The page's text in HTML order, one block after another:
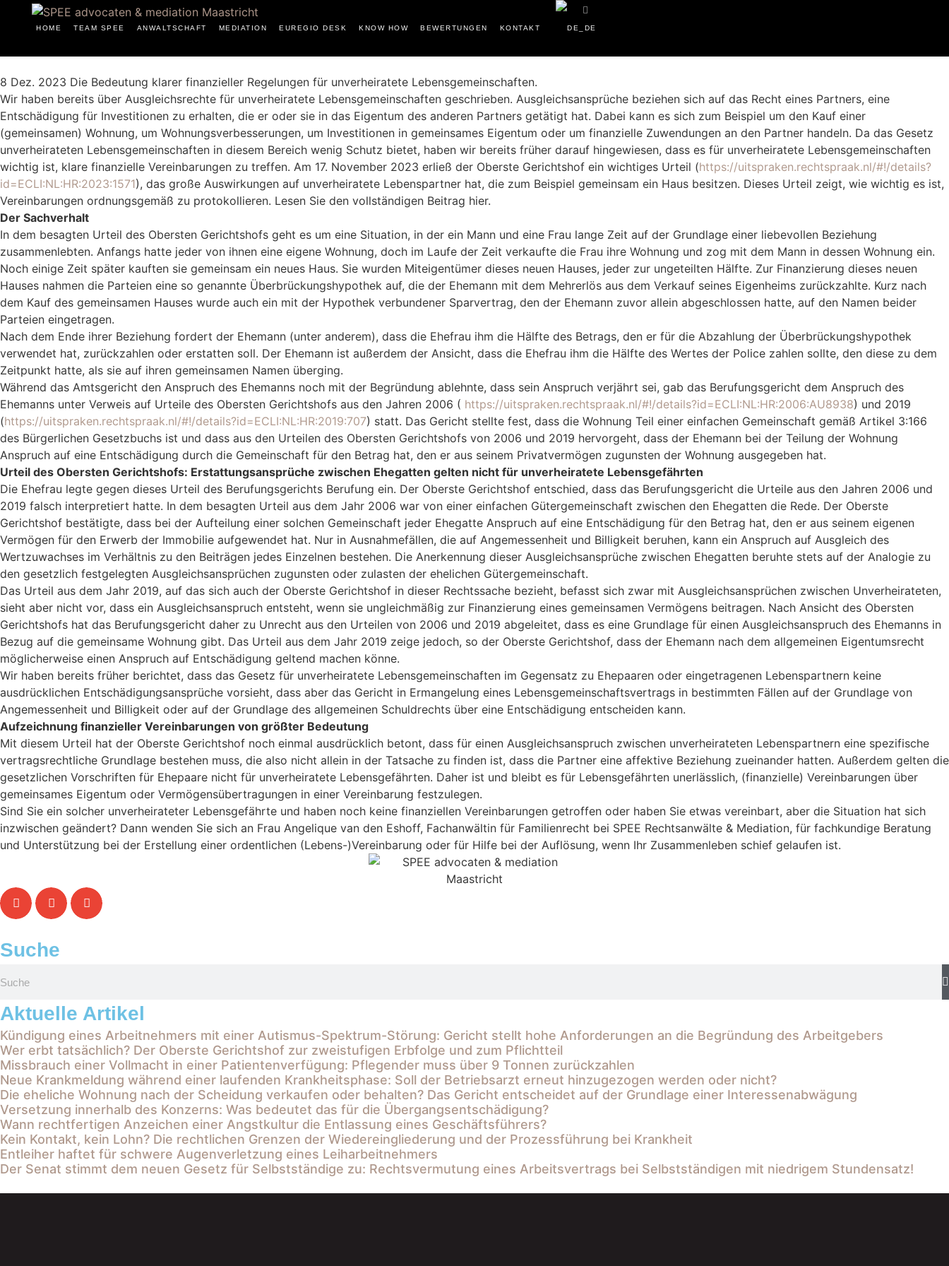
HOME TEAM SPEE ANWALTSCHAFT MEDIATION EUREGIO DESK KNOW HOW BEWERTUNGEN KONTAKT
8 Dez. 2023 Die Bedeutung klarer finanzieller Regelungen für unverheiratete Lebensgemeinschaften.
Wir haben bereits über Ausgleichsrechte für unverheiratete Lebensgemeinschaften geschrieben. Ausgleichsansprüche beziehen sich auf das Recht eines Partners, eine
Entschädigung für Investitionen zu erhalten, die er oder sie in das Eigentum des anderen Partners getätigt hat. Dabei kann es sich zum Beispiel um den Kauf einer
(gemeinsamen) Wohnung, um Wohnungsverbesserungen, um Investitionen in gemeinsames Eigentum oder um finanzielle Zuwendungen an den Partner handeln. Da das Gesetz
unverheirateten Lebensgemeinschaften in diesem Bereich wenig Schutz bietet, haben wir bereits früher darauf hingewiesen, dass es für unverheiratete Lebensgemeinschaften
wichtig ist, klare finanzielle Vereinbarungen zu treffen. Am 17. November 2023 erließ der Oberste Gerichtshof ein wichtiges Urteil (https://uitspraken.rechtspraak.nl/#!/details?
id=ECLI:NL:HR:2023:1571), das große Auswirkungen auf unverheiratete Lebenspartner hat, die zum Beispiel gemeinsam ein Haus besitzen. Dieses Urteil zeigt, wie wichtig es ist,
Vereinbarungen ordnungsgemäß zu protokollieren. Lesen Sie den vollständigen Beitrag hier.
Der Sachverhalt
In dem besagten Urteil des Obersten Gerichtshofs geht es um eine Situation, in der ein Mann und eine Frau lange Zeit auf der Grundlage einer liebevollen Beziehung
zusammenlebten. Anfangs hatte jeder von ihnen eine eigene Wohnung, doch im Laufe der Zeit verkaufte die Frau ihre Wohnung und zog mit dem Mann in dessen Wohnung ein.
Noch einige Zeit später kauften sie gemeinsam ein neues Haus. Sie wurden Miteigentümer dieses neuen Hauses, jeder zur ungeteilten Hälfte. Zur Finanzierung dieses neuen
Hauses nahmen die Parteien eine so genannte Überbrückungshypothek auf, die der Ehemann mit dem Mehrerlös aus dem Verkauf seines Eigenheims zurückzahlte. Kurz nach
dem Kauf des gemeinsamen Hauses wurde auch ein mit der Hypothek verbundener Sparvertrag, den der Ehemann zuvor allein abgeschlossen hatte, auf den Namen beider
Parteien eingetragen.
Nach dem Ende ihrer Beziehung fordert der Ehemann (unter anderem), dass die Ehefrau ihm die Hälfte des Betrags, den er für die Abzahlung der Überbrückungshypothek
verwendet hat, zurückzahlen oder erstatten soll. Der Ehemann ist außerdem der Ansicht, dass die Ehefrau ihm die Hälfte des Wertes der Police zahlen sollte, den diese zu dem
Zeitpunkt hatte, als sie auf ihren gemeinsamen Namen überging.
Während das Amtsgericht den Anspruch des Ehemanns noch mit der Begründung ablehnte, dass sein Anspruch verjährt sei, gab das Berufungsgericht dem Anspruch des
Ehemanns unter Verweis auf Urteile des Obersten Gerichtshofs aus den Jahren 2006 ( https://uitspraken.rechtspraak.nl/#!/details?id=ECLI:NL:HR:2006:AU8938) und 2019
(https://uitspraken.rechtspraak.nl/#!/details?id=ECLI:NL:HR:2019:707) statt. Das Gericht stellte fest, dass die Wohnung Teil einer einfachen Gemeinschaft gemäß Artikel 3:166
des Bürgerlichen Gesetzbuchs ist und dass aus den Urteilen des Obersten Gerichtshofs von 2006 und 2019 hervorgeht, dass der Ehemann bei der Teilung der Wohnung
Anspruch auf eine Entschädigung durch die Gemeinschaft für den Betrag hat, den er aus seinem Privatvermögen zugunsten der Wohnung ausgegeben hat.
Urteil des Obersten Gerichtshofs: Erstattungsansprüche zwischen Ehegatten gelten nicht für unverheiratete Lebensgefährten
Die Ehefrau legte gegen dieses Urteil des Berufungsgerichts Berufung ein. Der Oberste Gerichtshof entschied, dass das Berufungsgericht die Urteile aus den Jahren 2006 und
2019 falsch interpretiert hatte. In dem besagten Urteil aus dem Jahr 2006 war von einer einfachen Gütergemeinschaft zwischen den Ehegatten die Rede. Der Oberste
Gerichtshof bestätigte, dass bei der Aufteilung einer solchen Gemeinschaft jeder Ehegatte Anspruch auf eine Entschädigung für den Betrag hat, den er aus seinem eigenen
Vermögen für den Erwerb der Immobilie aufgewendet hat. Nur in Ausnahmefällen, die auf Angemessenheit und Billigkeit beruhen, kann ein Anspruch auf Ausgleich des
Wertzuwachses im Verhältnis zu den Beiträgen jedes Einzelnen bestehen. Die Anerkennung dieser Ausgleichsansprüche zwischen Ehegatten beruhte stets auf der Analogie zu
den gesetzlich festgelegten Ausgleichsansprüchen zugunsten oder zulasten der ehelichen Gütergemeinschaft.
Das Urteil aus dem Jahr 2019, auf das sich auch der Oberste Gerichtshof in dieser Rechtssache bezieht, befasst sich zwar mit Ausgleichsansprüchen zwischen Unverheirateten,
sieht aber nicht vor, dass ein Ausgleichsanspruch entsteht, wenn sie ungleichmäßig zur Finanzierung eines gemeinsamen Vermögens beitragen. Nach Ansicht des Obersten
Gerichtshofs hat das Berufungsgericht daher zu Unrecht aus den Urteilen von 2006 und 2019 abgeleitet, dass es eine Grundlage für einen Ausgleichsanspruch des Ehemanns in
Bezug auf die gemeinsame Wohnung gibt. Das Urteil aus dem Jahr 2019 zeige jedoch, so der Oberste Gerichtshof, dass der Ehemann nach dem allgemeinen Eigentumsrecht
möglicherweise einen Anspruch auf Entschädigung geltend machen könne.
Wir haben bereits früher berichtet, dass das Gesetz für unverheiratete Lebensgemeinschaften im Gegensatz zu Ehepaaren oder eingetragenen Lebenspartnern keine
ausdrücklichen Entschädigungsansprüche vorsieht, dass aber das Gericht in Ermangelung eines Lebensgemeinschaftsvertrags in bestimmten Fällen auf der Grundlage von
Angemessenheit und Billigkeit oder auf der Grundlage des allgemeinen Schuldrechts über eine Entschädigung entscheiden kann.
Aufzeichnung finanzieller Vereinbarungen von größter Bedeutung
Mit diesem Urteil hat der Oberste Gerichtshof noch einmal ausdrücklich betont, dass für einen Ausgleichsanspruch zwischen unverheirateten Lebenspartnern eine spezifische
vertragsrechtliche Grundlage bestehen muss, die also nicht allein in der Tatsache zu finden ist, dass die Partner eine affektive Beziehung zueinander hatten. Außerdem gelten die
gesetzlichen Vorschriften für Ehepaare nicht für unverheiratete Lebensgefährten. Daher ist und bleibt es für Lebensgefährten unerlässlich, (finanzielle) Vereinbarungen über
gemeinsames Eigentum oder Vermögensübertragungen in einer Vereinbarung festzulegen.
Sind Sie ein solcher unverheirateter Lebensgefährte und haben noch keine finanziellen Vereinbarungen getroffen oder haben Sie etwas vereinbart, aber die Situation hat sich
inzwischen geändert? Dann wenden Sie sich an Frau Angelique van den Eshoff, Fachanwältin für Familienrecht bei SPEE Rechtsanwälte & Mediation, für fachkundige Beratung
und Unterstützung bei der Erstellung einer ordentlichen (Lebens-)Vereinbarung oder für Hilfe bei der Auflösung, wenn Ihr Zusammenleben schief gelaufen ist.
Suche
Aktuelle Artikel
Kündigung eines Arbeitnehmers mit einer Autismus-Spektrum-Störung: Gericht stellt hohe Anforderungen an die Begründung des Arbeitgebers
Wer erbt tatsächlich? Der Oberste Gerichtshof zur zweistufigen Erbfolge und zum Pflichtteil
Missbrauch einer Vollmacht in einer Patientenverfügung: Pflegender muss über 9 Tonnen zurückzahlen
Neue Krankmeldung während einer laufenden Krankheitsphase: Soll der Betriebsarzt erneut hinzugezogen werden oder nicht?
Die eheliche Wohnung nach der Scheidung verkaufen oder behalten? Das Gericht entscheidet auf der Grundlage einer Interessenabwägung
Versetzung innerhalb des Konzerns: Was bedeutet das für die Übergangsentschädigung?
Wann rechtfertigen Anzeichen einer Angstkultur die Entlassung eines Geschäftsführers?
Kein Kontakt, kein Lohn? Die rechtlichen Grenzen der Wiedereingliederung und der Prozessführung bei Krankheit
Entleiher haftet für schwere Augenverletzung eines Leiharbeitnehmers
Der Senat stimmt dem neuen Gesetz für Selbstständige zu: Rechtsvermutung eines Arbeitsvertrags bei Selbstständigen mit niedrigem Stundensatz!